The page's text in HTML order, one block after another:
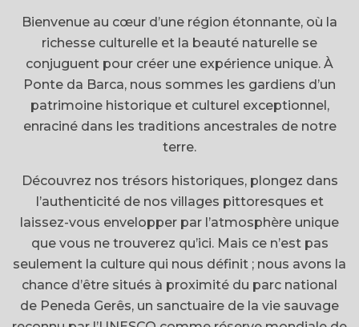
Bienvenue au cœur d’une région étonnante, où la
richesse culturelle et la beauté naturelle se
conjuguent pour créer une expérience unique. À
Ponte da Barca, nous sommes les gardiens d’un
patrimoine historique et culturel exceptionnel,
enraciné dans les traditions ancestrales de notre
terre.
Découvrez nos trésors historiques, plongez dans
l’authenticité de nos villages pittoresques et
laissez-vous envelopper par l’atmosphère unique
que vous ne trouverez qu’ici. Mais ce n’est pas
seulement la culture qui nous définit ; nous avons la
chance d’être situés à proximité du parc national
de Peneda Gerês, un sanctuaire de la vie sauvage